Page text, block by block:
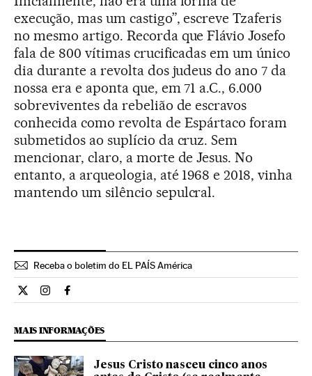
execução, mas um castigo”, escreve Tzaferis
no mesmo artigo. Recorda que Flávio Josefo
fala de 800 vítimas crucificadas em um único
dia durante a revolta dos judeus do ano 7 da
nossa era e aponta que, em 71 a.C., 6.000
sobreviventes da rebelião de escravos
conhecida como revolta de Espártaco foram
submetidos ao suplício da cruz. Sem
mencionar, claro, a morte de Jesus. No
entanto, a arqueologia, até 1968 e 2018, vinha
mantendo um silêncio sepulcral.
Receba o boletim do EL PAÍS América
Cultura El País Brasil en Twitter
Cultura El País Brasil en Instagram
Cultura El País Brasil en Facebook
MAIS INFORMAÇÕES
Jesus Cristo nasceu cinco anos